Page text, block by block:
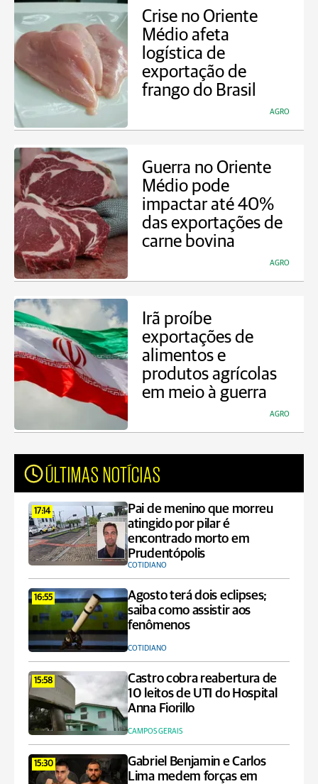
Crise no Oriente
Médio afeta
logística de
exportação de
frango do Brasil
AGRO
Guerra no Oriente
Médio pode
impactar até 40%
das exportações de
carne bovina
AGRO
Irã proíbe
exportações de
alimentos e
produtos agrícolas
em meio à guerra
AGRO
ÚLTIMAS NOTÍCIAS
17:14
Pai de menino que morreu
atingido por pilar é
encontrado morto em
Prudentópolis
COTIDIANO
16:55
Agosto terá dois eclipses;
saiba como assistir aos
fenômenos
COTIDIANO
15:58
Castro cobra reabertura de
10 leitos de UTI do Hospital
Anna Fiorillo
CAMPOS GERAIS
15:30
Gabriel Benjamin e Carlos
Lima medem forças em